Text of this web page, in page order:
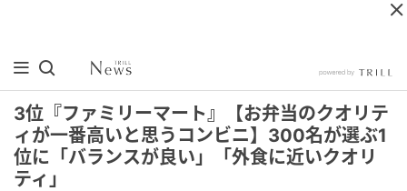
3位『ファミリーマート』【お弁当のクオリテ
ィが一番高いと思うコンビニ】300名が選ぶ1
位に「バランスが良い」「外食に近いクオリ
ティ」